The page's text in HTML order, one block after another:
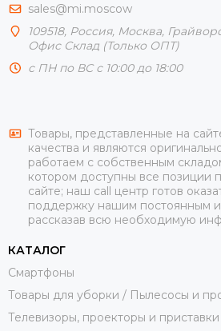
sales@mi.moscow
109518, Россия, Москва,
Офис Склад (Только ОПТ)
с ПН по ВС с 10:00 до 18:00
Товары, представленные на
качества и являются
работаем с собственным
котором доступны все позиции
сайте; наш call центр готов
поддержку нашим постоянным
рассказав всю необходимую
КАТАЛОГ
Смартфоны
Товары для уборки / Пылесосы и
Телевизоры, проекторы и приставки